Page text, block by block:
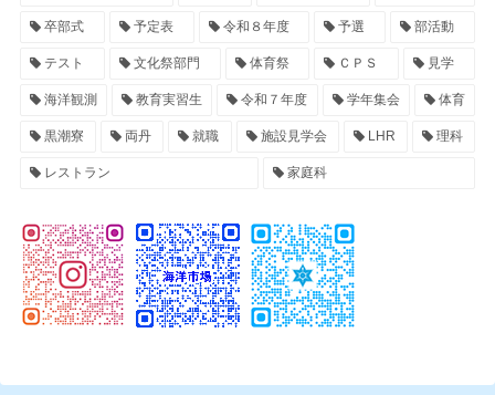
卒部式 予定表 令和８年度 予選 部活動
テスト 文化祭部門 体育祭 ＣＰＳ 見学
海洋観測 教育実習生 令和７年度 学年集会 体育
黒潮寮 両丹 就職 施設見学会 LHR 理科
レストラン 家庭科